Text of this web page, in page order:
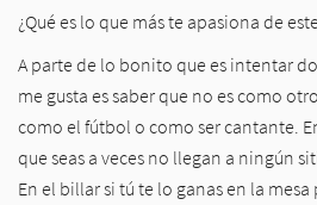
¿Qué es lo que más te apasiona de
A parte de lo bonito que es intentar
me gusta es saber que no es como
como el fútbol o como ser cantante.
que seas a veces no llegan a ningún
En el billar si tú te lo ganas en la mesa